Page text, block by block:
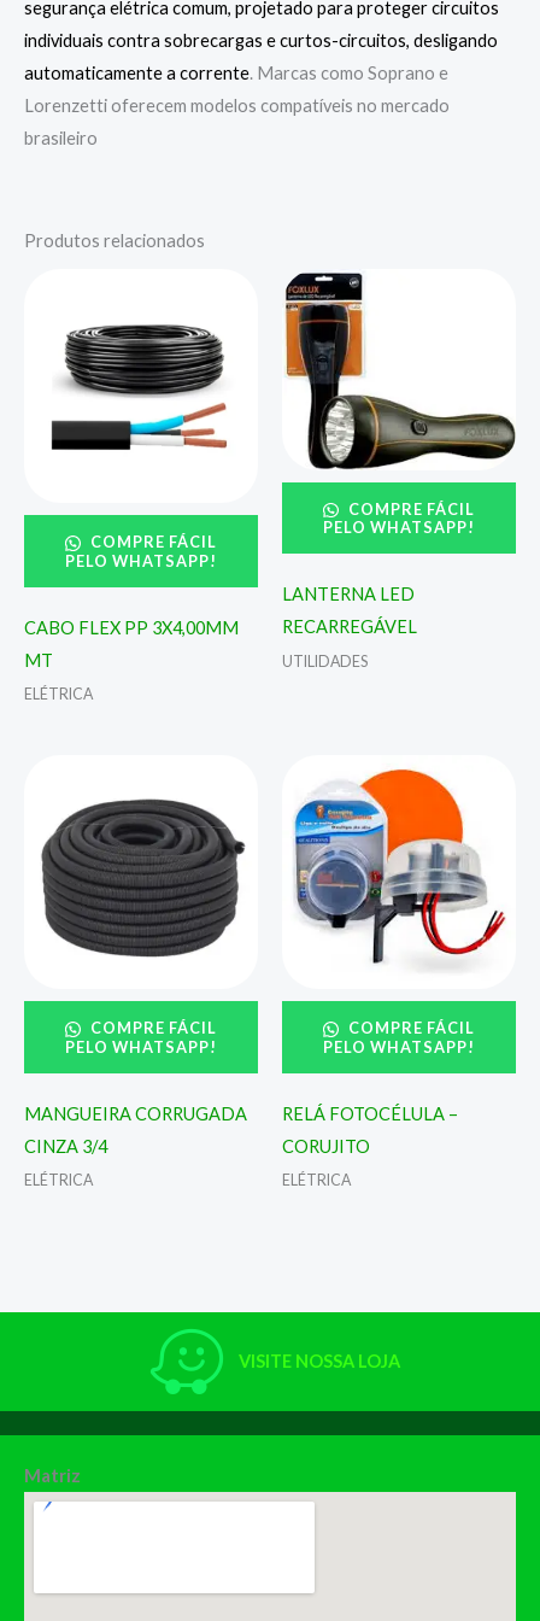
segurança elétrica comum, projetado para proteger circuitos
individuais contra sobrecargas e curtos-circuitos, desligando
automaticamente a corrente. Marcas como Soprano e
Lorenzetti oferecem modelos compatíveis no mercado
brasileiro
Produtos relacionados
COMPRE FÁCIL
PELO WHATSAPP!
CABO FLEX PP 3X4,00MM
MT
ELÉTRICA
COMPRE FÁCIL
PELO WHATSAPP!
LANTERNA LED
RECARREGÁVEL
UTILIDADES
COMPRE FÁCIL
PELO WHATSAPP!
MANGUEIRA CORRUGADA
CINZA 3/4
ELÉTRICA
COMPRE FÁCIL
PELO WHATSAPP!
RELÁ FOTOCÉLULA –
CORUJITO
ELÉTRICA
VISITE NOSSA LOJA
Matriz